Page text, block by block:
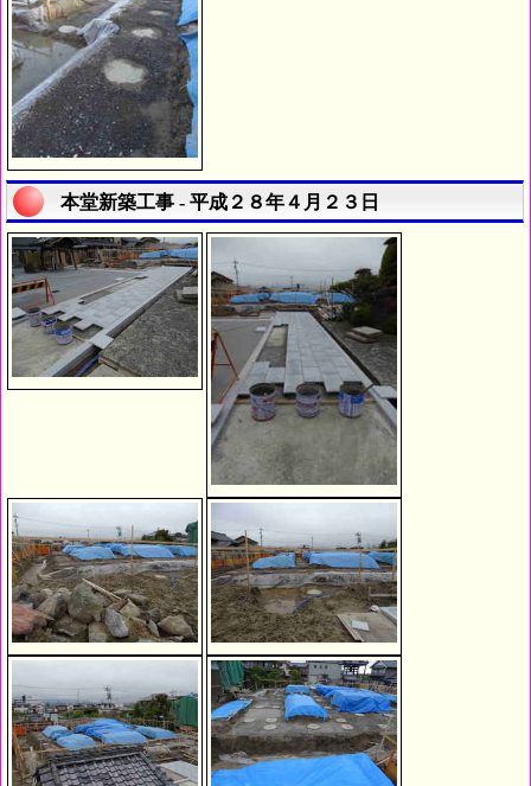
本堂新築工事 - 平成２８年４月２３日